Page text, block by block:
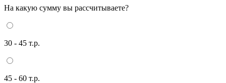
На какую сумму вы рассчитываете?
30 - 45 т.р.
45 - 60 т.р.